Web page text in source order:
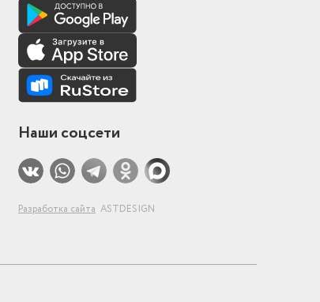
Наши соцсети
Разработка сайта ASTDESIGN